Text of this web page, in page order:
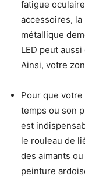
fatigue
accessoires,
métallique
LED peut
Ainsi, votre
Pour que
temps ou son
est
le rouleau de
des aimants
peinture